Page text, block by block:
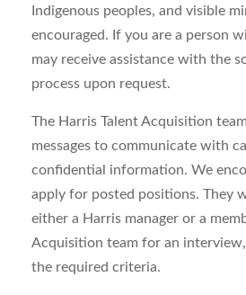
Indigenous peoples, and visible
encouraged. If you are a person
may receive assistance with the
process upon request.
The Harris Talent Acquisition
messages to communicate with
confidential information. We
apply for posted positions. They
either a Harris manager or a
Acquisition team for an
the required criteria.